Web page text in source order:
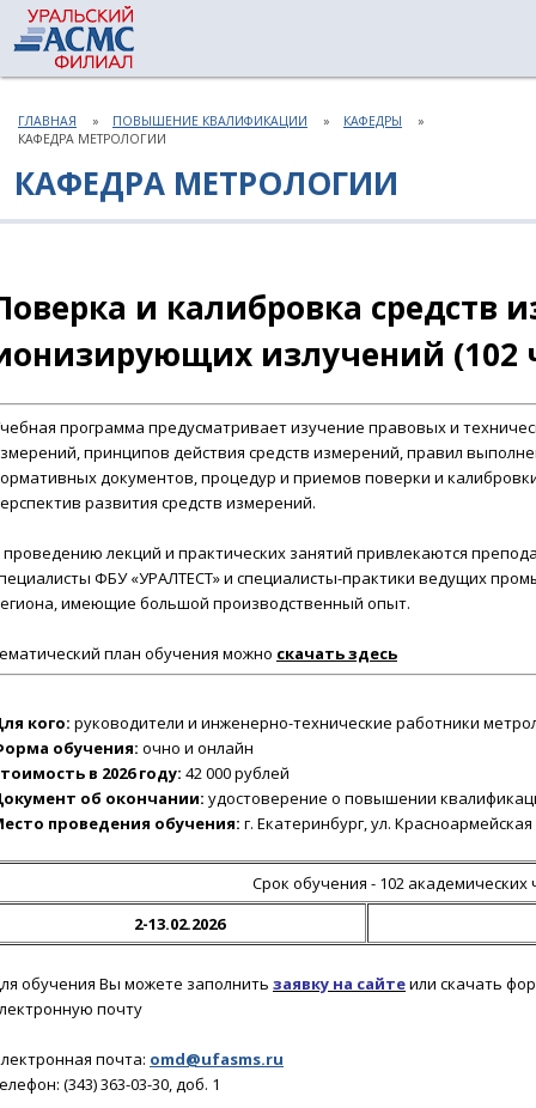
ГЛАВНАЯ ПОВЫШЕНИЕ КВАЛИФИКАЦИИ
КАФЕДРЫ
КАФЕДРА МЕТРОЛОГИИ
КАФЕДРА МЕТРОЛОГИИ
и калибровка средств
излучений (102
программа предусматривает изучение правовых и
принципов действия средств измерений, правил
документов, процедур и приемов поверки и
развития средств измерений.
проведению лекций и практических занятий привлекаются
ФБУ «УРАЛТЕСТ» и специалисты-практики ведущих
имеющие большой производственный опыт.
план обучения можно скачатьздесь
кого: руководители и инженерно-технические работники
обучения: очно и онлайн
в 2026 году: 42 000 рублей
об окончании: удостоверение о повышении
проведения обучения: г. Екатеринбург, ул.
Срок обучения - 102 академических
2-13.02.2026
обучения Вы можете заполнить заявку на сайтеили скачать
почту
почта: omd@ufasms.ru
(343) 363-03-30, доб. 1